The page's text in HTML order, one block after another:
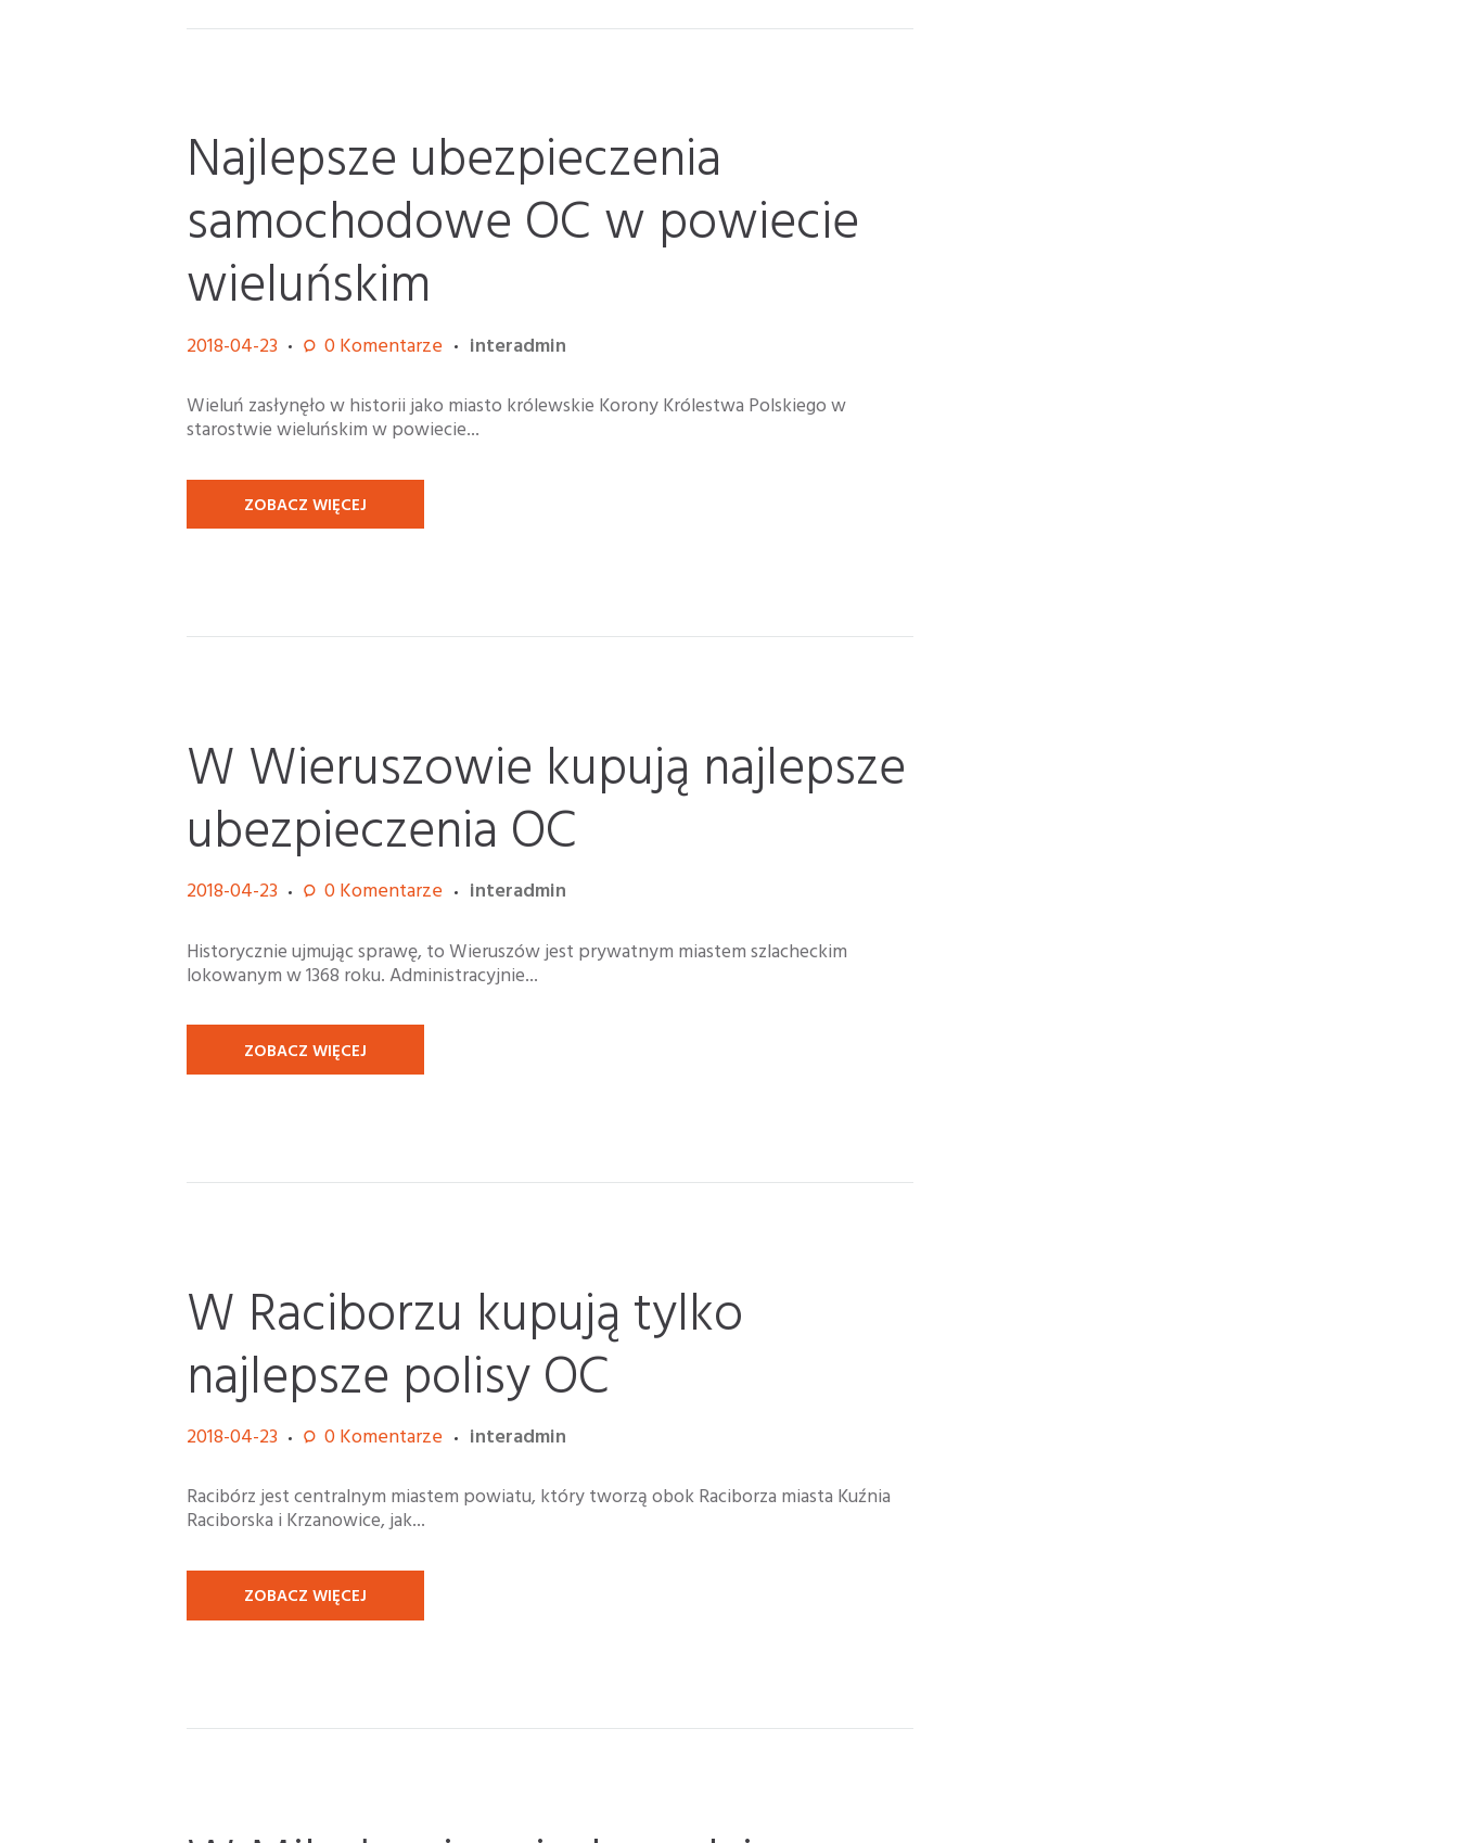
Najlepsze ubezpieczenia
samochodowe OC w powiecie
wieluńskim
2018-04-23 0Komentarze
interadmin
Wieluń zasłynęło w historii jako miasto królewskie Korony Królestwa Polskiego w
starostwie wieluńskim w powiecie...
ZOBACZ WIĘCEJ
W Wieruszowie kupują najlepsze
ubezpieczenia OC
2018-04-23 0Komentarze
interadmin
Historycznie ujmując sprawę, to Wieruszów jest prywatnym miastem szlacheckim
lokowanym w 1368 roku. Administracyjnie...
ZOBACZ WIĘCEJ
W Raciborzu kupują tylko
najlepsze polisy OC
2018-04-23 0Komentarze
interadmin
Racibórz jest centralnym miastem powiatu, który tworzą obok Raciborza miasta Kuźnia
Raciborska i Krzanowice, jak...
ZOBACZ WIĘCEJ